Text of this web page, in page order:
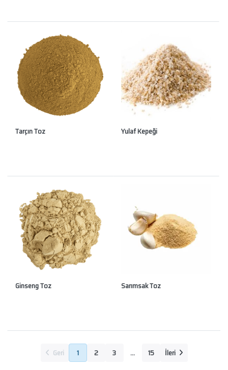
Tarçın Toz Yulaf Kepeği
Ginseng Toz Sarımsak Toz
Geri 1 2 3 ... 15 İleri